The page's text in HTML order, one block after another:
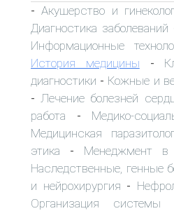
-Акушерство и
Диагностика заболеваний
Информационные
История медицины -
диагностики - Кожные и
- Лечение болезней
работа - Медико-
Медицинская
этика - Менеджмент в
Наследственные, генные
и нейрохирургия -
Организация системы